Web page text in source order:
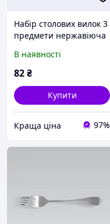
Набір столових вилок 3
предмети нержавіюча
MR-1521-3DF
В наявності
82₴
Купити
Краща ціна 97%